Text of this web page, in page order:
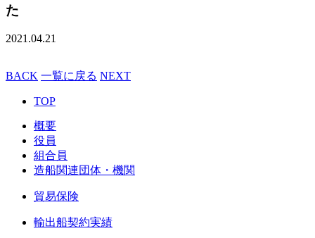
た
2021.04.21
BACK 一覧に戻る NEXT
TOP
概要
役員
組合員
造船関連団体・機関
貿易保険
輸出船契約実績